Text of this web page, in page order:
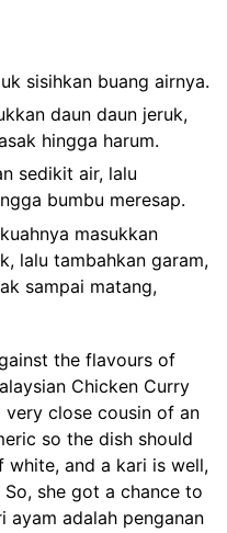
sisihkan buang airnya.
daun daun jeruk,
hingga harum.
sedikit air, lalu
bumbu meresap.
masukkan
lalu tambahkan garam,
sampai matang,
the flavours of
Chicken Curry
very close cousin of an
so the dish should
and a kari is well,
she got a chance to
ayam adalah penganan